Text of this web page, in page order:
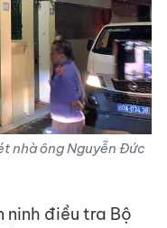
nhà ông Nguyễn Đức
ninh điều tra Bộ